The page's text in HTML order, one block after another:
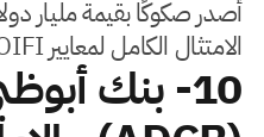
الامتثال الكامل لمعايير AAOIFI.
10- بنك